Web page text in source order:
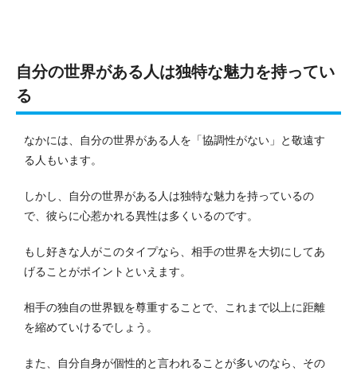
自分の世界がある人は独特な魅力を持ってい
る
なかには、自分の世界がある人を「協調性がない」と敬遠す
る人もいます。
しかし、自分の世界がある人は独特な魅力を持っているの
で、彼らに心惹かれる異性は多くいるのです。
もし好きな人がこのタイプなら、相手の世界を大切にしてあ
げることがポイントといえます。
相手の独自の世界観を尊重することで、これまで以上に距離
を縮めていけるでしょう。
また、自分自身が個性的と言われることが多いのなら、その